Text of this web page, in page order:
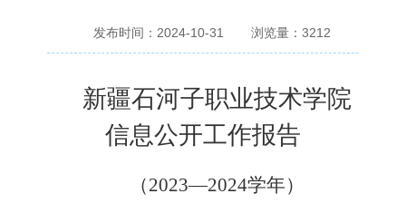
发布时间：2024-10-31 浏览量： 3212
新疆石河子职业技术学院
信息公开工作报告
（2023—2024学年）